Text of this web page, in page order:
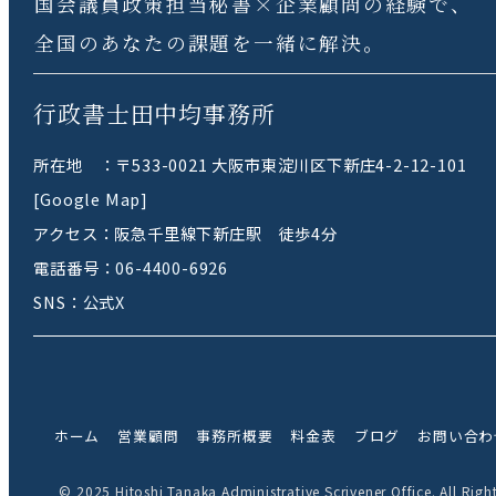
全国のあなたの課題を一緒に解決。
行政書士田中均事務所
所在地 ：〒533-0021 大阪市東淀川区下新庄4-2-12-101
[Google Map]
アクセス：阪急千里線下新庄駅 徒歩4分
電話番号：06-4400-6926
SNS： 公式X
ホーム 営業顧問 事務所概要 料金表 ブログ お問い合
© 2025 Hitoshi Tanaka Administrative Scrivener Office. All